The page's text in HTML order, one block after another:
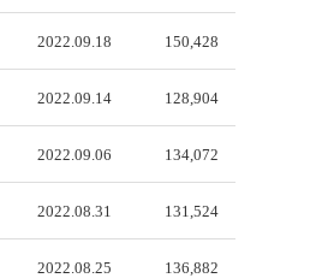
2022.09.18 150,428
2022.09.14 128,904
2022.09.06 134,072
2022.08.31 131,524
2022.08.25 136,882